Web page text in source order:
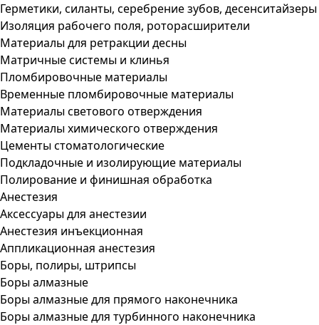
Герметики, силанты, серебрение зубов, десенситайзеры
Изоляция рабочего поля, роторасширители
Материалы для ретракции десны
Матричные системы и клинья
Пломбировочные материалы
Временные пломбировочные материалы
Материалы светового отверждения
Материалы химического отверждения
Цементы стоматологические
Подкладочные и изолирующие материалы
Полирование и финишная обработка
Анестезия
Аксессуары для анестезии
Анестезия инъекционная
Аппликационная анестезия
Боры, полиры, штрипсы
Боры алмазные
Боры алмазные для прямого наконечника
Боры алмазные для турбинного наконечника